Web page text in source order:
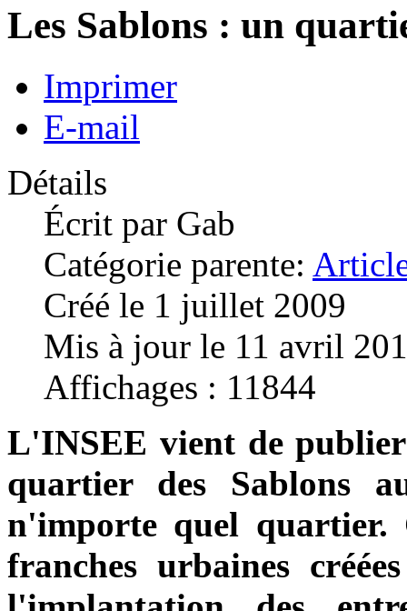
Les Sablons : un
Imprimer
E-mail
Détails
Écrit par Gab
Catégorie parente:
Créé le 1 juillet 2009
Mis à jour le 11 avril
Affichages : 11844
L'INSEE vient de publier
quartier des Sablons
n'importe quel quartier.
franches urbaines